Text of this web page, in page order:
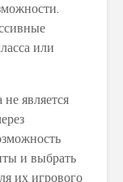
или
является
и выбрать
их игрового